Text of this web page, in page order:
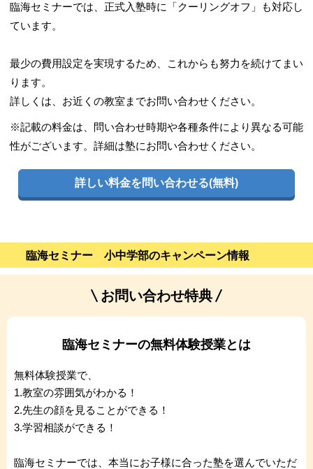
臨海セミナーでは、正式入塾時に「クーリングオフ」も対応し
ています。
最少の費用設定を実現するため、これからも努力を続けてまい
ります。
詳しくは、お近くの教室までお問い合わせください。
※記載の料金は、問い合わせ時期や各種条件により異なる可能
性がございます。詳細は塾にお問い合わせください。
詳しい料金を問い合わせる(無料)
臨海セミナー 小中学部のキャンペーン情報
お問い合わせ特典
臨海セミナーの無料体験授業とは
無料体験授業で、
1.教室の雰囲気がわかる！
2.先生の顔を見ることができる！
3.学習相談ができる！
臨海セミナーでは、本当にお子様に合った塾を選んでいただ